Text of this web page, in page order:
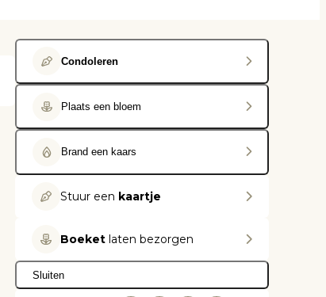
Condoleren
Plaats een bloem
Brand een kaars
Stuur een kaartje
Boeket laten bezorgen
Sluiten